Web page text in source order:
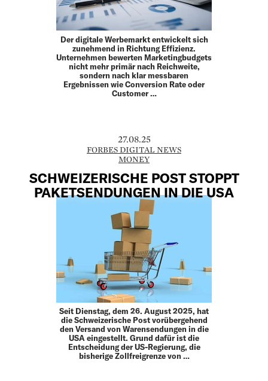
Der digitale Werbemarkt entwickelt sich
zunehmend in Richtung Effizienz.
Unternehmen bewerten Marketingbudgets
nicht mehr primär nach Reichweite,
sondern nach klar messbaren
Ergebnissen wie Conversion Rate oder
Customer …
27.08.25
FORBES DIGITAL NEWS
MONEY
SCHWEIZERISCHE POST STOPPT
PAKETSENDUNGEN IN DIE USA
Seit Dienstag, dem 26. August 2025, hat
die Schweizerische Post vorübergehend
den Versand von Warensendungen in die
USA eingestellt. Grund dafür ist die
Entscheidung der US-Regierung, die
bisherige Zollfreigrenze von …